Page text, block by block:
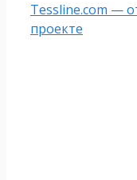
Tessline.com —
проекте